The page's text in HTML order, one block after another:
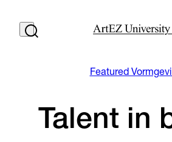
Featured
Talent in